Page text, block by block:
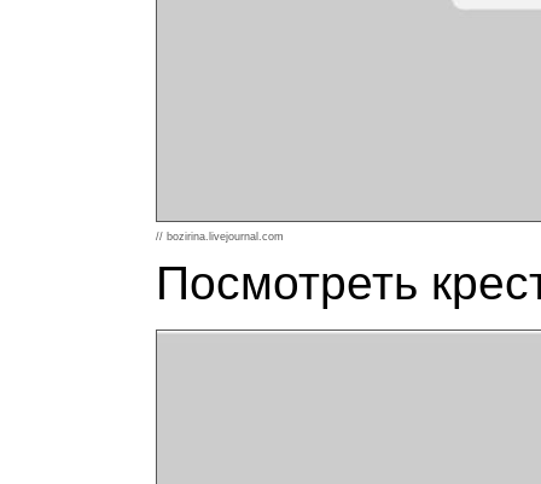
// bozirina.livejournal.com
Посмотреть